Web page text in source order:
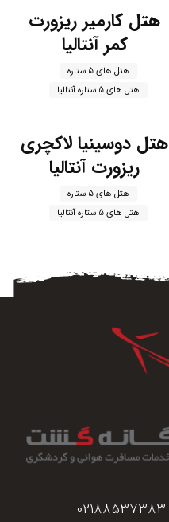
هتل کارمیر ریزورت
کمر آنتالیا
هتل های 5 ستاره
هتل های 5 ستاره آنتالیا
هتل دوسینیا لاکچری
ریزورت آنتالیا
هتل های 5 ستاره
هتل های 5 ستاره آنتالیا
02188537383